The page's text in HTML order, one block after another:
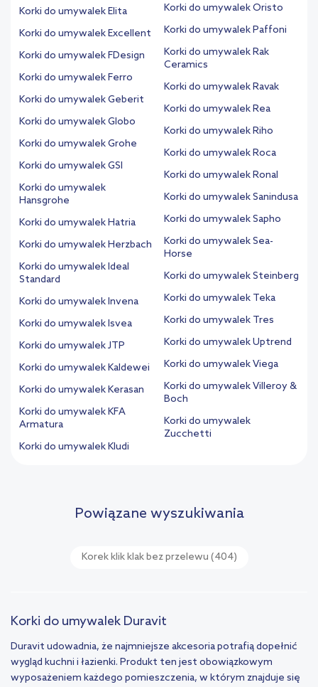
Korki do umywalek Elita
Korki do umywalek Excellent
Korki do umywalek FDesign
Korki do umywalek Ferro
Korki do umywalek Geberit
Korki do umywalek Globo
Korki do umywalek Grohe
Korki do umywalek GSI
Korki do umywalek
Hansgrohe
Korki do umywalek Hatria
Korki do umywalek Herzbach
Korki do umywalek Ideal
Standard
Korki do umywalek Invena
Korki do umywalek Isvea
Korki do umywalek JTP
Korki do umywalek Kaldewei
Korki do umywalek Kerasan
Korki do umywalek KFA
Armatura
Korki do umywalek Kludi
Korki do umywalek Oristo
Korki do umywalek Paffoni
Korki do umywalek Rak
Ceramics
Korki do umywalek Ravak
Korki do umywalek Rea
Korki do umywalek Riho
Korki do umywalek Roca
Korki do umywalek Ronal
Korki do umywalek Sanindusa
Korki do umywalek Sapho
Korki do umywalek Sea-
Horse
Korki do umywalek Steinberg
Korki do umywalek Teka
Korki do umywalek Tres
Korki do umywalek Uptrend
Korki do umywalek Viega
Korki do umywalek Villeroy &
Boch
Korki do umywalek
Zucchetti
Powiązane wyszukiwania
Korek klik klak bez przelewu (404)
Korki do umywalek Duravit
Duravit udowadnia, że najmniejsze akcesoria potrafią dopełnić
wygląd kuchni i łazienki. Produkt ten jest obowiązkowym
wyposażeniem każdego pomieszczenia, w którym znajduje się